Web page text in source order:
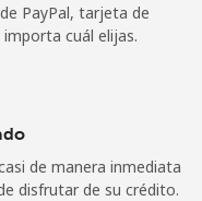
PayPal, tarjeta de
cuál elijas.
de manera inmediata
disfrutar de su crédito.